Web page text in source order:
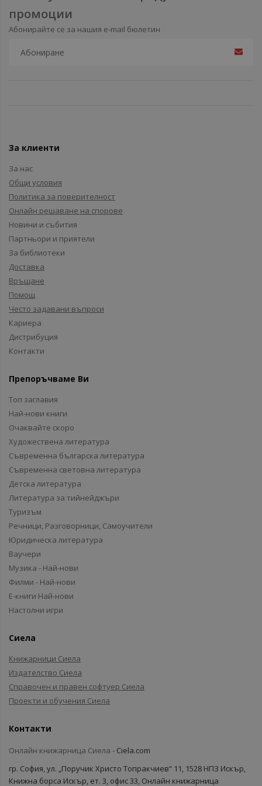
промоции
Абонирайте се за нашия e-mail бюлетин
За клиенти
За нас
Общи условия
Политика за поверителност
Онлайн решаване на спорове
Новини и събития
Партньори и приятели
За библиотеки
Доставка
Връщане
Помощ
Често задавани въпроси
Кариера
Дистрибуция
Контакти
Препоръчваме Ви
Топ заглавия
Най-нови книги
Очаквайте скоро
Художествена литература
Съвременна българска литература
Съвременна световна литература
Детска литература
Литература за тийнейджъри
Туризъм
Речници, Разговорници, Самоучители
Юридическа литература
Ваучери
Музика - Най-нови
Филми - Най-нови
Е-книги Най-нови
Настолни игри
Сиела
Книжарници Сиела
Издателство Сиела
Справочен и правен софтуер Сиела
Проекти и обучения Сиела
Контакти
Онлайн книжарница Сиела - Ciela.com
гр. София, ул. „Поручик Христо Топракчиев“ 11, 1528 НПЗ Искър,
Книжна борса Искър, ет. 3, офис 33, Онлайн книжарница